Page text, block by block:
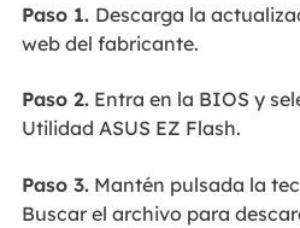
Paso 1. Descarga la
web del fabricante.
Paso 2.Entra en la BIOS y
Utilidad ASUS EZ Flash.
Paso 3.Mantén pulsada la
Buscar el archivo para